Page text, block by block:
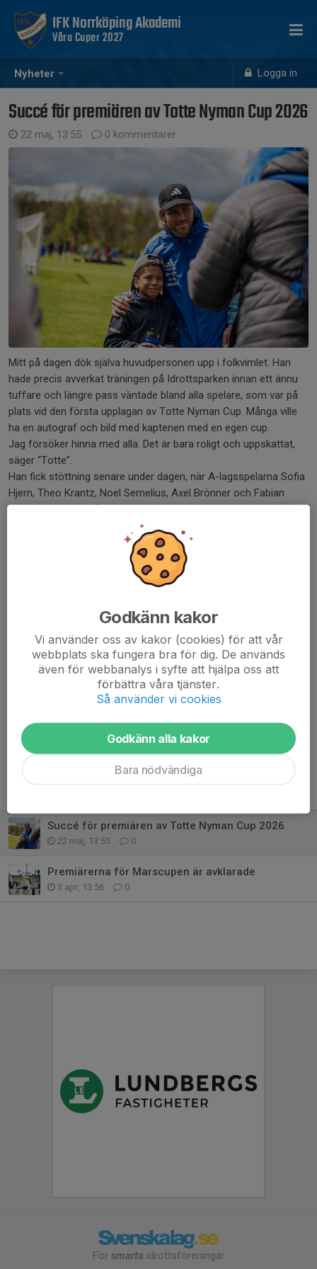
Nyheter Logga in
IFK Norrköping Akademi
Våra Cuper 2027
Succé för premiären av Totte Nyman Cup 2026
22 maj, 13:55 0 kommentarer
Mitt på dagen dök själva huvudpersonen upp i folkvimlet. Han
hade precis avverkat träningen på Idrottsparken innan ett ännu
tuffare och längre pass väntade bland alla spelare, som var på
plats vid den första upplagan av Totte Nyman Cup. Många ville
ha en autograf och bild med kaptenen med en egen cup.
Jag försöker hinna med alla. Det är bara roligt och uppskattat,
säger “Totte”.
Han fick stöttning senare under dagen, när A-lagsspelarna Sofia
Hjern, Theo Krantz, Noel Sernelius, Axel Brönner och Fabian
Holst-Larsen också gästade cupen.
Det var verkligen fotboll från morgon till kväll. Hela 2800 spelare i
251 lag från 55 föreningar spelade totalt 502 matcher.
-Vi känner oss nöjda med hela arrangemanget för att vara
första gången. Det var kul att se all denna fotbollsglädje bland
med runt 8000 tusen besökare totalt under dagen, säger Tony
Martinsson, som är cup- och campansvarig i IFK Norrköping.
-Jag vill verkligen tacka våra akademispelare, som hjälpte till att
döma den här dagen, alla funktionärer, Lindö och Smedby för lån
av mål och sarg och alla andra som gjorde den här dagen möjlig.
Dela nyhet
Succé för premiären av Totte Nyman Cup 2026
22 maj, 13:55 0
Premiärerna för Marscupen är avklarade
3 apr, 13:56 0
För smarta idrottsföreningar
Godkänn kakor
Vi använder oss av kakor (cookies) för att vår
webbplats ska fungera bra för dig. De används
även för webbanalys i syfte att hjälpa oss att
förbättra våra tjänster.
Så använder vi cookies
Godkänn alla kakor
Bara nödvändiga